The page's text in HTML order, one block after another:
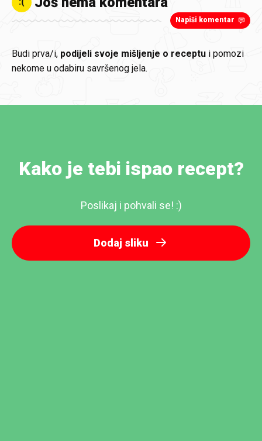
Napiši komentar
Budi prva/i, podijeli svoje mišljenje o receptu i pomozi
nekome u odabiru savršenog jela.
Kako je tebi ispao recept?
Poslikaj i pohvali se! :)
Dodaj sliku